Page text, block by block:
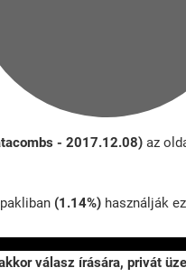
- 2017.12.08) az
pakliban (1.14%) használják
válasz írására, privát